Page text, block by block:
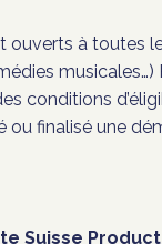
à toutes
conditions
finalisé une
Suisse